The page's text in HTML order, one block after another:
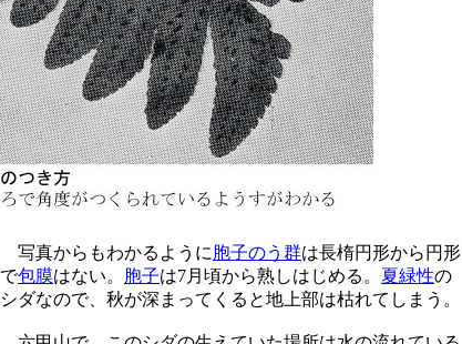
写真からもわかるように胞子のう群は長楕円形から円形
で包膜はない。 胞子は7月頃から熟しはじめる。 夏緑性の
シダなので、秋が深まってくると地上部は枯れてしまう。